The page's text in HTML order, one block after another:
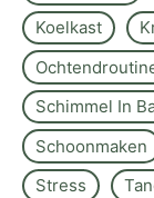
Koelkast
Schimmel In
Schoonmaken
Stress